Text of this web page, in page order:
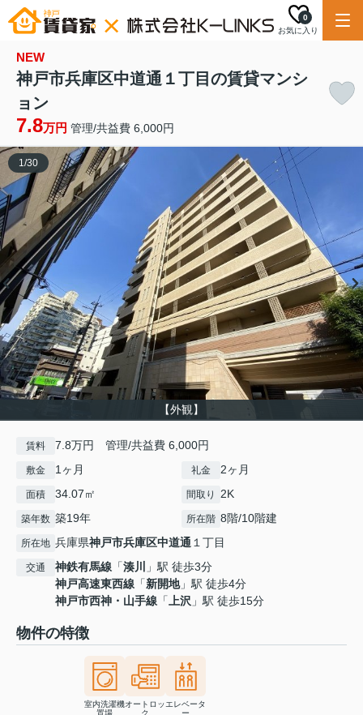
お気に入り
0
NEW
神戸市兵庫区中道通１丁目の賃貸マンシ
ョン
7.8万円 管理/共益費 6,000円
【外観】
1/30
賃料 7.8万円 管理/共益費 6,000円
敷金 1ヶ月 礼金 2ヶ月
面積 34.07㎡ 間取り 2K
築年数 築19年 所在階 8階/10階建
所在地 兵庫県神戸市兵庫区中道通１丁目
交通 神鉄有馬線 「湊川
」駅 徒歩3分
神戸高速東西線 「新開地」駅 徒歩4分
神戸市西神・山手線 「上沢 」駅 徒歩15分
物件の特徴
室内洗濯機オートロッエレベータ